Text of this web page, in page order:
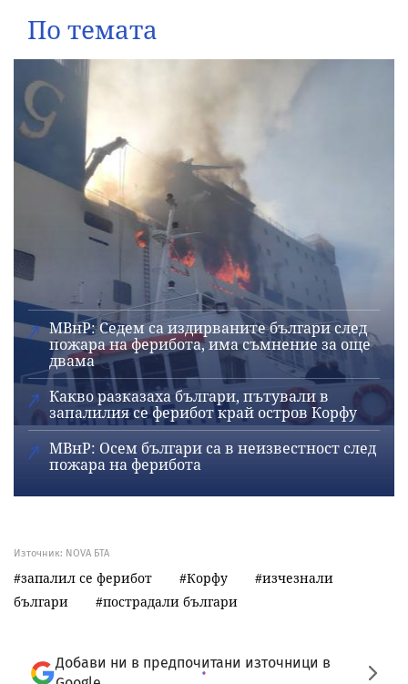
По темата
МВнР: Седем са издирваните българи след
пожара на ферибота, има съмнение за още
двама
Какво разказаха българи, пътували в
запалилия се ферибот край остров Корфу
МВнР: Осем българи са в неизвестност след
пожара на ферибота
Източник: NOVA БТА
запалил се ферибот Корфу
изчезнали
българи
пострадали българи
Добави ни в предпочитани източници в